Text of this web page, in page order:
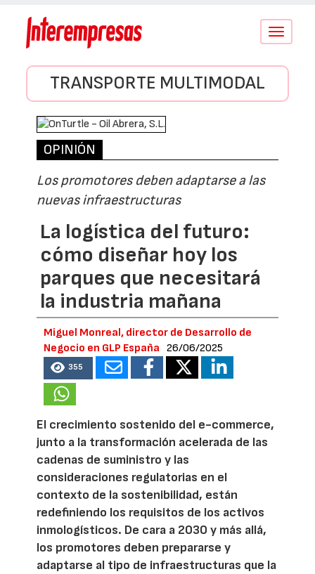
Conmutar
TRANSPORTE MULTIMODAL
OPINIÓN
Los promotores deben adaptarse a las
nuevas infraestructuras
La logística del futuro:
cómo diseñar hoy los
parques que necesitará
la industria mañana
Miguel Monreal, director de Desarrollo de
Negocio en GLP España
26/06/2025
355
El crecimiento sostenido del e-commerce,
junto a la transformación acelerada de las
cadenas de suministro y las
consideraciones regulatorias en el
contexto de la sostenibilidad, están
redefiniendo los requisitos de los activos
inmologísticos. De cara a 2030 y más allá,
los promotores deben prepararse y
adaptarse al tipo de infraestructuras que la